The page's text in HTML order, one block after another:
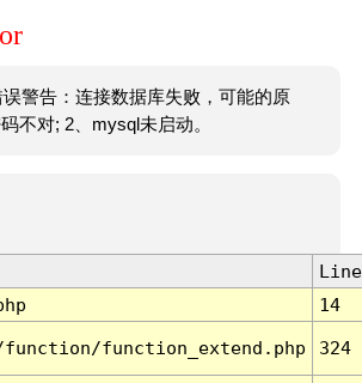
警告：连接数据库失败，可能的原
不对; 2、mysql未启动。
Line
14
function_extend.php 324